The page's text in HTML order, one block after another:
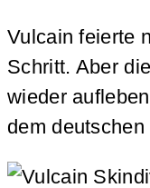
Vulcain feierte
Schritt. Aber
wieder
dem